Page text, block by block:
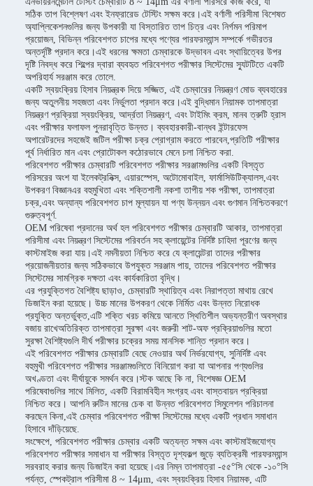
সঠিক তাপ বিশ্লেষণ এবং ইনফ্রারেড টেস্টিং সক্ষম করে।এই বর্ণালী পরিসীমা বিশেষত
অ্যাপ্লিকেশনগুলির জন্য উপকারী যা বিস্তারিত তাপ চিত্র এবং নির্গমন পরিমাপ
প্রয়োজন, বিভিন্ন পরিবেশগত চাপের মধ্যে পণ্যের পারফরম্যান্স সম্পর্কে গভীরতর
অন্তর্দৃষ্টি প্রদান করে।এই ধরনের ক্ষমতা চেম্বারকে উদ্ভাবন এবং স্থায়িত্বের উপর
দৃষ্টি নিবদ্ধ করে শিল্পের দ্বারা ব্যবহৃত পরিবেশগত পরীক্ষার সিস্টেমের স্যুটটিতে একটি
অপরিহার্য সরঞ্জাম করে তোলে.
একটি স্বয়ংক্রিয় হিসাব নিয়ন্ত্রক দিয়ে সজ্জিত, এই চেম্বারের নিয়ন্ত্রণ মোড ব্যবহারের
জন্য অতুলনীয় সহজতা এবং নির্ভুলতা প্রদান করে।এই বুদ্ধিমান নিয়ামক তাপমাত্রা
নিয়ন্ত্রণ প্রক্রিয়া স্বয়ংক্রিয়, আর্দ্রতা নিয়ন্ত্রণ, এবং টাইমিং ক্রম, মানব ত্রুটি হ্রাস
এবং পরীক্ষার ফলাফল পুনরাবৃত্তি উন্নত। ব্যবহারকারী-বান্ধব ইন্টারফেস
অপারেটরদের সহজেই জটিল পরীক্ষা চক্র প্রোগ্রাম করতে পারবেন,প্রতিটি পরীক্ষার
পূর্ব নির্ধারিত মান এবং প্রোটোকল কঠোরভাবে মেনে চলা নিশ্চিত করা.
পরিবেশগত পরীক্ষার চেম্বারটি পরিবেশগত পরীক্ষার সরঞ্জামগুলির একটি বিস্তৃত
পরিসরের অংশ যা ইলেকট্রনিক্স, এয়ারস্পেস, অটোমোবাইল, ফার্মাসিউটিক্যালস,এবং
উপকরণ বিজ্ঞানএর বহুমুখিতা এবং শক্তিশালী নকশা তাপীয় শক পরীক্ষা, তাপমাত্রা
চক্র,এবং অন্যান্য পরিবেশগত চাপ মূল্যায়ন যা পণ্য উন্নয়ন এবং গুণমান নিশ্চিতকরণে
গুরুত্বপূর্ণ.
OEM পরিষেবা প্রদানের অর্থ হল পরিবেশগত পরীক্ষার চেম্বারটি আকার, তাপমাত্রা
পরিসীমা এবং নিয়ন্ত্রণ সিস্টেমের পরিবর্তন সহ ক্লায়েন্টের নির্দিষ্ট চাহিদা পূরণের জন্য
কাস্টমাইজ করা যায়।এই নমনীয়তা নিশ্চিত করে যে ক্লায়েন্টরা তাদের পরীক্ষার
প্রয়োজনীয়তার জন্য সঠিকভাবে উপযুক্ত সরঞ্জাম পায়, তাদের পরিবেশগত পরীক্ষার
সিস্টেমের সামগ্রিক দক্ষতা এবং কার্যকারিতা বৃদ্ধি।
এর প্রযুক্তিগত বৈশিষ্ট্য ছাড়াও, চেম্বারটি স্থায়িত্ব এবং নিরাপত্তা মাথায় রেখে
ডিজাইন করা হয়েছে। উচ্চ মানের উপকরণ থেকে নির্মিত এবং উন্নত নিরোধক
প্রযুক্তি অন্তর্ভুক্ত,এটি শক্তি খরচ কমিয়ে আনতে স্থিতিশীল অভ্যন্তরীণ অবস্থার
বজায় রাখেঅতিরিক্ত তাপমাত্রা সুরক্ষা এবং জরুরী শাট-অফ প্রক্রিয়াগুলির মতো
সুরক্ষা বৈশিষ্ট্যগুলি দীর্ঘ পরীক্ষার চক্রের সময় মানসিক শান্তি প্রদান করে।
এই পরিবেশগত পরীক্ষার চেম্বারটি বেছে নেওয়ার অর্থ নির্ভরযোগ্য, সুনির্দিষ্ট এবং
বহুমুখী পরিবেশগত পরীক্ষার সরঞ্জামগুলিতে বিনিয়োগ করা যা আপনার পণ্যগুলির
অখণ্ডতা এবং দীর্ঘায়ুকে সমর্থন করে।স্টক আছে কি না, বিশেষজ্ঞ OEM
পরিষেবাগুলির সাথে মিলিত, একটি বিরামবিহীন সংগ্রহ এবং বাস্তবায়ন প্রক্রিয়া
নিশ্চিত করে। আপনি রুটিন মানের চেক বা উন্নত পরিবেশগত সিমুলেশন পরিচালনা
করছেন কিনা,এই চেম্বার পরিবেশগত পরীক্ষা সিস্টেমের মধ্যে একটি প্রধান সমাধান
হিসাবে দাঁড়িয়েছে.
সংক্ষেপে, পরিবেশগত পরীক্ষার চেম্বার একটি অত্যন্ত সক্ষম এবং কাস্টমাইজযোগ্য
পরিবেশগত পরীক্ষার সমাধান যা পরীক্ষার বিস্তৃত দৃশ্যকল্প জুড়ে ব্যতিক্রমী পারফরম্যান্স
সরবরাহ করার জন্য ডিজাইন করা হয়েছে।এর নিম্ন তাপমাত্রা -৫৫°সি থেকে -১০°সি
পর্যন্ত, স্পেকট্রাল পরিসীমা 8 ~ 14μm, এবং স্বয়ংক্রিয় হিসাব নিয়ামক, এটি